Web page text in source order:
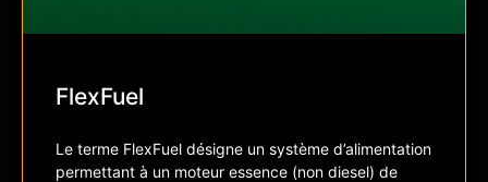
FlexFuel
Le terme FlexFuel désigne un système d’alimentation
permettant à un moteur essence (non diesel) de